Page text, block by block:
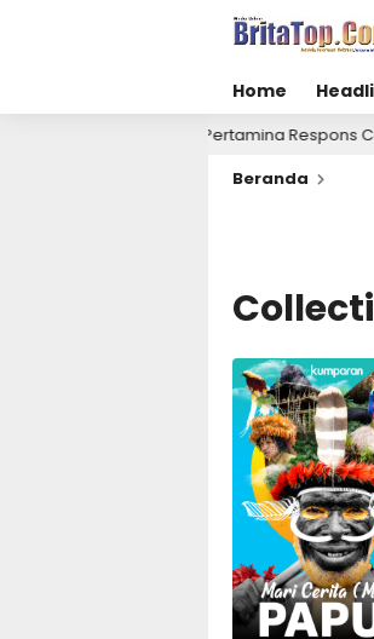
Home
Pertamina Respons Cepat
Beranda